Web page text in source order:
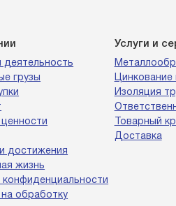
деятельность
грузы
достижения
жизнь
конфиденциальности
на обработку
Услуги и
Цинкование
Изоляция
Товарный
Доставка